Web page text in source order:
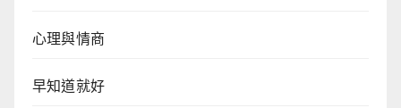
心理與情商
早知道就好